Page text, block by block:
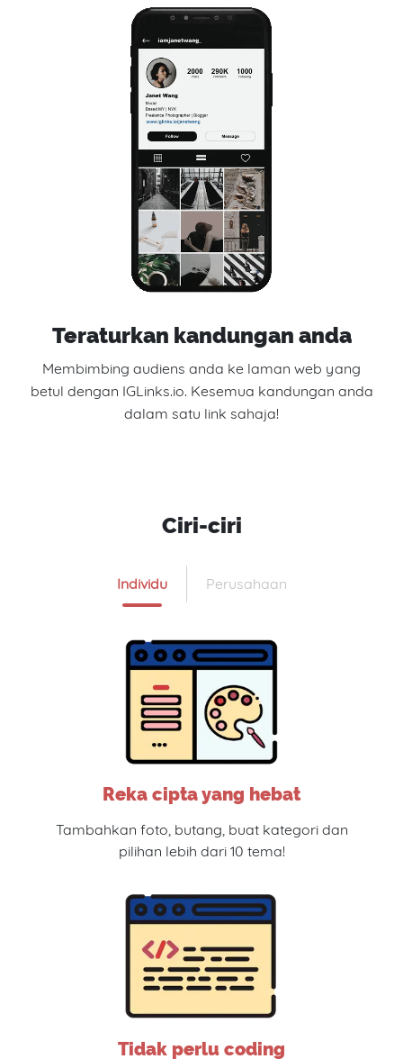
Teraturkan kandungan anda
Membimbing audiens anda ke laman web yang
betul dengan IGLinks.io. Kesemua kandungan anda
dalam satu link sahaja!
Ciri-ciri
Individu Perusahaan
Reka cipta yang hebat
Tambahkan foto, butang, buat kategori dan
pilihan lebih dari 10 tema!
Tidak perlu coding